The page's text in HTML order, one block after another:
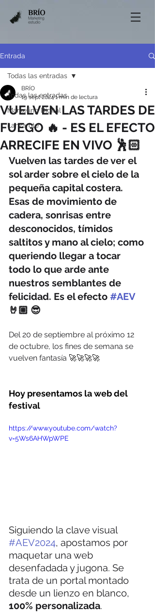
Entrada
Todas las entradas
Marketing Digital
Lanzarote
Todas las entradas
VUELVEN LAS TARDES DE
FUEGO 🔥 - ES EL EFECTO
ARRECIFE EN VIVO 🕺🏻
BRÍO
19 sept 20241 min de lectura
Vuelven las tardes de ver el
sol arder sobre el cielo de la
pequeña capital costera.
Esas de movimiento de
cadera, sonrisas entre
desconocidos, tímidos
saltitos y mano al cielo; como
queriendo llegar a tocar
todo lo que arde ante
nuestros semblantes de
felicidad. Es el efecto #AEV
🤘🏼 😎
Del 20 de septiembre al próximo 12
de octubre, los fines de semana se
vuelven fantasía 🚀🚀🚀🚀
Hoy presentamos la web del
festival
https://www.youtube.com/watch?
v=5Ws6AHWpWPE
Siguiendo la clave visual
#AEV2024, apostamos por
maquetar una web
desenfadada y jugona. Se
trata de un portal montado
desde un lienzo en blanco,
100% personalizada.